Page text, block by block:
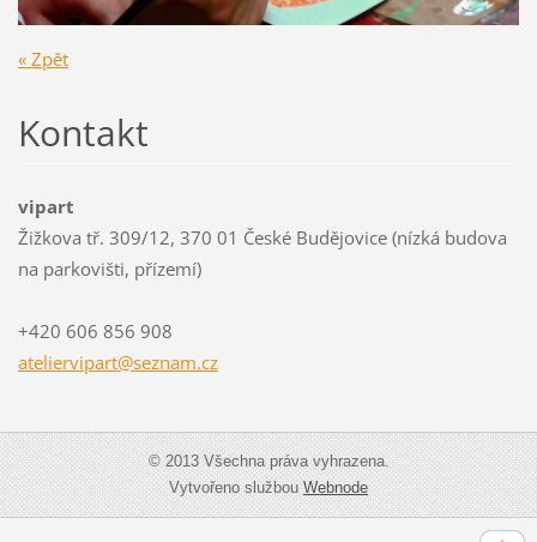
« Zpět
Kontakt
vipart
Žižkova tř. 309/12, 370 01 České Budějovice (nízká budova
na parkovišti, přízemí)
+420 606 856 908
ateliervipart@seznam.cz
© 2013 Všechna práva vyhrazena.
Vytvořeno službouWebnode